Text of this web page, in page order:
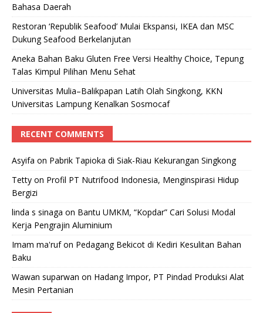
Bahasa Daerah
Restoran ‘Republik Seafood’ Mulai Ekspansi, IKEA dan MSC
Dukung Seafood Berkelanjutan
Aneka Bahan Baku Gluten Free Versi Healthy Choice, Tepung
Talas Kimpul Pilihan Menu Sehat
Universitas Mulia–Balikpapan Latih Olah Singkong, KKN
Universitas Lampung Kenalkan Sosmocaf
RECENT COMMENTS
Asyifa on Pabrik Tapioka di Siak-Riau Kekurangan Singkong
Tetty on Profil PT Nutrifood Indonesia, Menginspirasi Hidup
Bergizi
linda s sinaga on Bantu UMKM, “Kopdar” Cari Solusi Modal
Kerja Pengrajin Aluminium
Imam ma'rufon Pedagang Bekicot di Kediri Kesulitan Bahan
Baku
Wawan suparwan on Hadang Impor, PT Pindad Produksi Alat
Mesin Pertanian